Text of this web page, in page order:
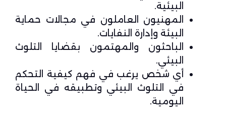
البيئية.
المهنيون العاملون في مجالات حماية
البيئة وإدارة النفايات.
الباحثون والمهتمون بقضايا التلوث
البيئي.
أي شخص يرغب في فهم كيفية التحكم
في التلوث البيئي وتطبيقه في الحياة
اليومية.